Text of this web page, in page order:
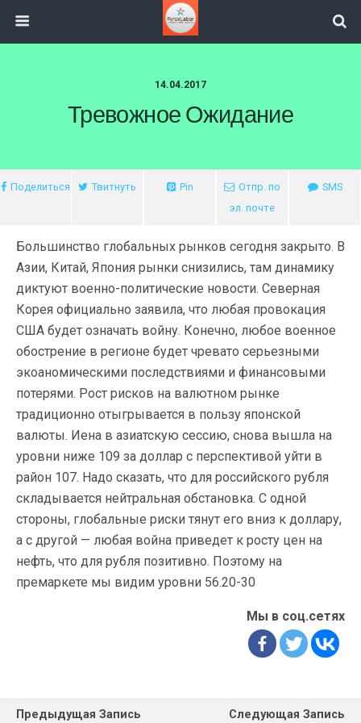
14.04.2017
Тревожное Ожидание
Поделиться Твитнуть Pin
Отпр. по
эл. почте
SMS
Большинство глобальных рынков сегодня закрыто. В
Азии, Китай, Япония рынки снизились, там динамику
диктуют военно-политические новости. Северная
Корея официально заявила, что любая провокация
США будет означать войну. Конечно, любое военное
обострение в регионе будет чревато серьезными
экоаномическими последствиями и финансовыми
потерями. Рост рисков на валютном рынке
традиционно отыгрывается в пользу японской
валюты. Иена в азиатскую сессию, снова вышла на
уровни ниже 109 за доллар с перспективой уйти в
район 107. Надо сказать, что для российского рубля
складывается нейтральная обстановка. С одной
стороны, глобальные риски тянут его вниз к доллару,
а с другой — любая война приведет к росту цен на
нефть, что для рубля позитивно. Поэтому на
премаркете мы видим уровни 56.20-30
Мы в соц.сетях
Предыдущая Запись Следующая Запись